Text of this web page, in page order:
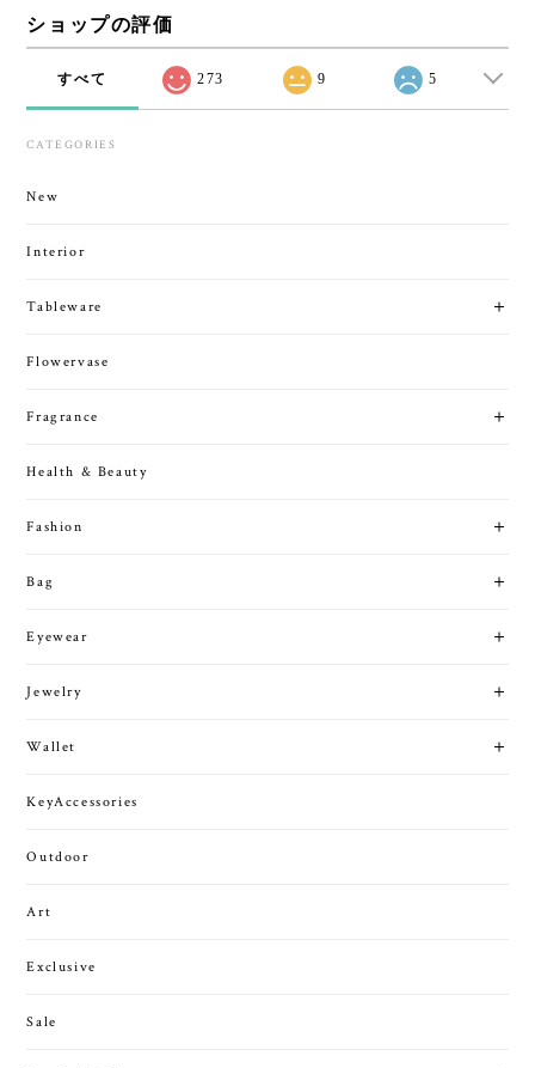
ショップの評価
すべて 273 9 5
CATEGORIES
New
Interior
Tableware
Flowervase
Fragrance
Health & Beauty
Fashion
Bag
Eyewear
Jewelry
Wallet
KeyAccessories
Outdoor
Art
Exclusive
Sale